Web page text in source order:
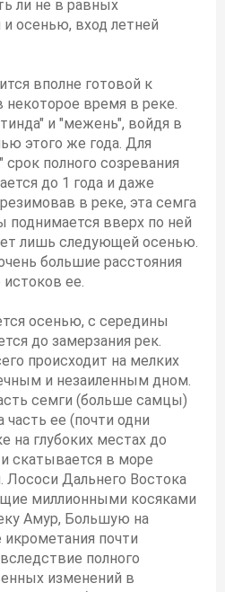
ли не в равных
и осенью, вход летней
вполне готовой к
время в реке.
и "межень", войдя в
этого же года. Для
срок полного созревания
до 1 года и даже
в реке, эта семга
поднимается вверх по ней
лишь следующей осенью.
большие расстояния
истоков ее.
осенью, с середины
до замерзания рек.
происходит на мелких
и незаиленным дном.
семги (больше самцы)
ее (почти одни
на глубоких местах до
скатывается в море
Лососи Дальнего Востока
миллионными косяками
Амур, Большую на
икрометания почти
полного
изменений в